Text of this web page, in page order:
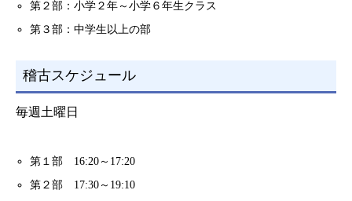
第２部：小学２年～小学６年生クラス
第３部：中学生以上の部
稽古スケジュール
毎週土曜日
第１部 16:20～17:20
第２部 17:30～19:10